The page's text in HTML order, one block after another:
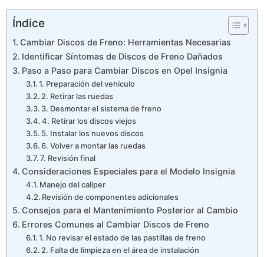
Índice
Cambiar Discos de Freno: Herramientas Necesarias
Identificar Síntomas de Discos de Freno Dañados
Paso a Paso para Cambiar Discos en Opel Insignia
1. Preparación del vehículo
2. Retirar las ruedas
3. Desmontar el sistema de freno
4. Retirar los discos viejos
5. Instalar los nuevos discos
6. Volver a montar las ruedas
7. Revisión final
Consideraciones Especiales para el Modelo Insignia
Manejo del caliper
Revisión de componentes adicionales
Consejos para el Mantenimiento Posterior al Cambio
Errores Comunes al Cambiar Discos de Freno
1. No revisar el estado de las pastillas de freno
2. Falta de limpieza en el área de instalación